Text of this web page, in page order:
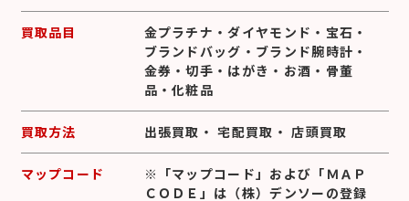
買取品目 金プラチナ ・ダイヤモンド ・ 宝石 ・
ブランドバッグ ・ ブランド腕時計 ・
金券 ・切手 ・ はがき ・ お酒 ・ 骨董
品 ・化粧品
買取方法 出張買取 ・宅配買取 ・店頭買取
マップコード
※「マップコード」および「ＭＡＰ
ＣＯＤＥ」は（株）デンソーの登録